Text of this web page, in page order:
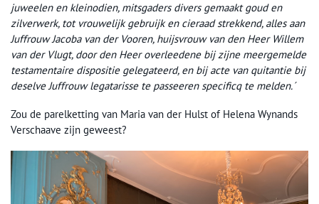
juweelen en kleinodien, mitsgaders divers gemaakt goud en
zilverwerk, tot vrouwelijk gebruijk en cieraad strekkend, alles aan
Juffrouw Jacoba van der Vooren, huijsvrouw van den Heer Willem
van der Vlugt, door den Heer overleedene bij zijne meergemelde
testamentaire dispositie gelegateerd, en bij acte van quitantie bij
deselve Juffrouw legatarisse te passeeren specificq te melden.´
Zou de parelketting van Maria van der Hulst of Helena Wynands
Verschaave zijn geweest?